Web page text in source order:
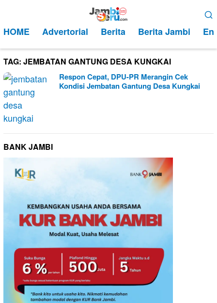
kontenMobile
HOME Advertorial Berita Berita Jambi
TAG: JEMBATAN GANTUNG DESA KUNGKAI
Respon Cepat, DPU-PR Merangin Cek
Kondisi Jembatan Gantung Desa Kungkai
BANK JAMBI